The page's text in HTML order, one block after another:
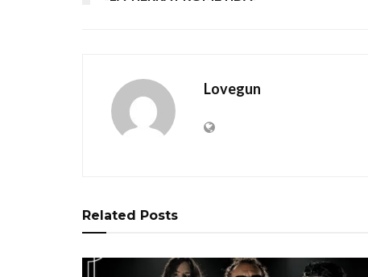
Lovegun
Related Posts